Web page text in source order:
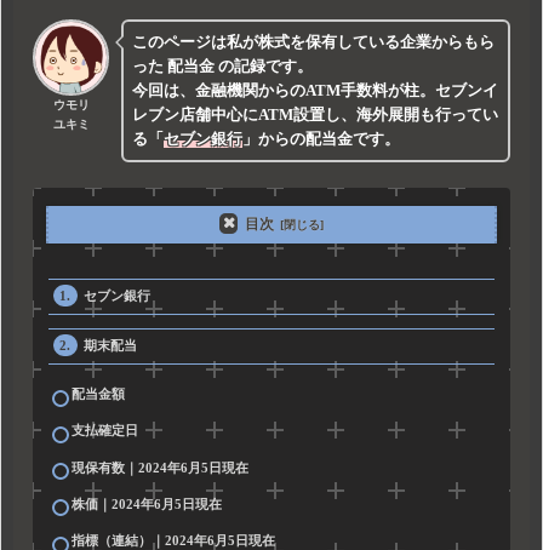
ウモリ
ユキミ
このページは私が株式を保有している企業からもら
った配当金 の記録です。
今回は、金融機関からのATM手数料が柱。セブンイ
レブン店舗中心にATM設置し、海外展開も行ってい
る 「セブン銀行 」からの配当金です。
目次
セブン銀行
期末配当
配当金額
支払確定日
現保有数｜2024年6月5日現在
株価｜2024年6月5日現在
指標（連結）｜2024年6月5日現在